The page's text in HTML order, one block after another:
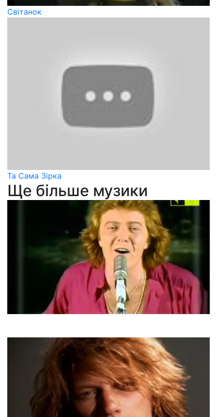
Світанок
Та Сама Зірка
Ще більше музики